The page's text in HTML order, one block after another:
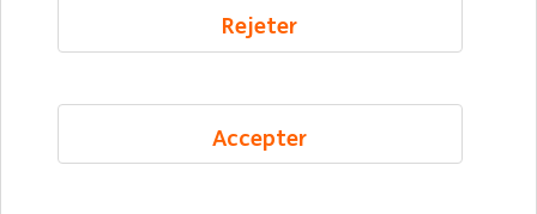
Plan du site
Déclaration sur les cookies
Cookie management
Accepter
Rejeter